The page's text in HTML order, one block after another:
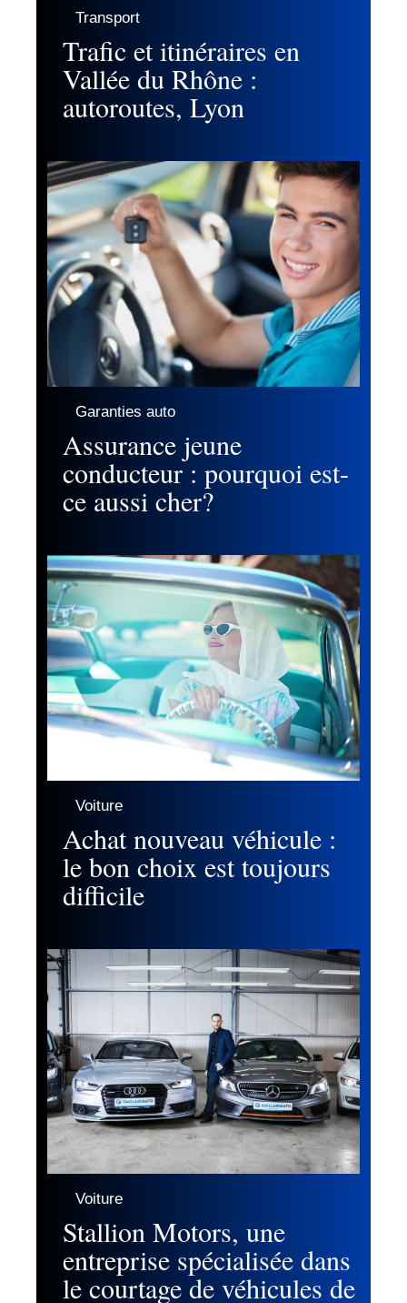
Transport
Trafic et itinéraires en
Vallée du Rhône :
autoroutes, Lyon
Garanties auto
Assurance jeune
conducteur : pourquoi est-
ce aussi cher?
Voiture
Achat nouveau véhicule :
le bon choix est toujours
difficile
Voiture
Stallion Motors, une
entreprise spécialisée dans
le courtage de véhicules de